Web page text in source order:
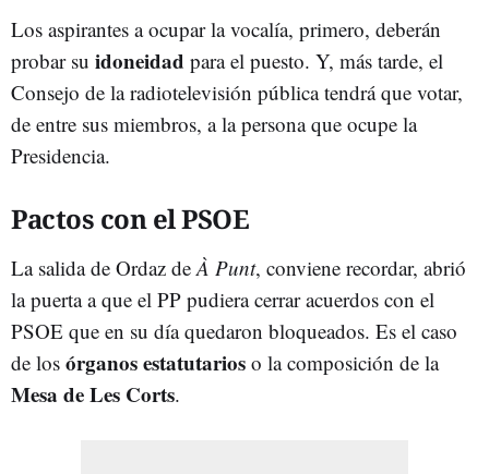
Los aspirantes a ocupar la vocalía, primero, deberán
probar su idoneidad para el puesto. Y, más tarde, el
Consejo de la radiotelevisión pública tendrá que votar,
de entre sus miembros, a la persona que ocupe la
Presidencia.
Pactos con el PSOE
La salida de Ordaz de À Punt, conviene recordar, abrió
la puerta a que el PP pudiera cerrar acuerdos con el
PSOE que en su día quedaron bloqueados. Es el caso
de los órganos estatutarios o la composición de la
Mesa de Les Corts.